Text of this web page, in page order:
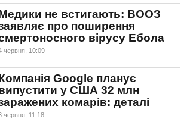
не встигають: ВООЗ
про поширення
вірусу Ебола
червня, 10:09
Google планує
у США 32 млн
комарів: деталі
червня, 11:18